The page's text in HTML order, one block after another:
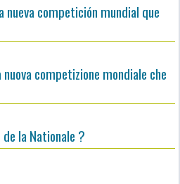
nueva competición mundial que
competizione mondiale che
la Nationale ?